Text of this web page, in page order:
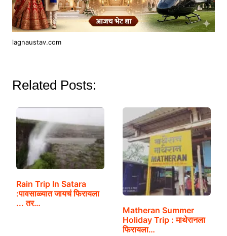
lagnaustav.com
Related Posts:
Rain Trip In Satara
:पावसाळ्यात जायचं फिरायला
... तर…
Matheran Summer
Holiday Trip : माथेरानला
फिरायला…